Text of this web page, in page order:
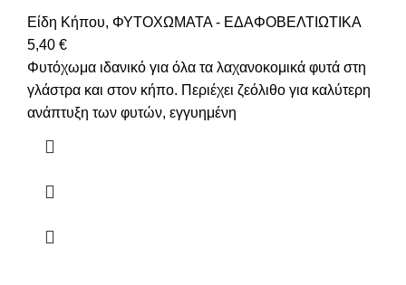
Είδη Κήπου, ΦΥΤΟΧΩΜΑΤΑ - ΕΔΑΦΟΒΕΛΤΙΩΤΙΚΑ
5,40 €
Φυτόχωμα ιδανικό για όλα τα λαχανοκομικά φυτά στη
γλάστρα και στον κήπο. Περιέχει ζεόλιθο για καλύτερη
ανάπτυξη των φυτών, εγγυημένη